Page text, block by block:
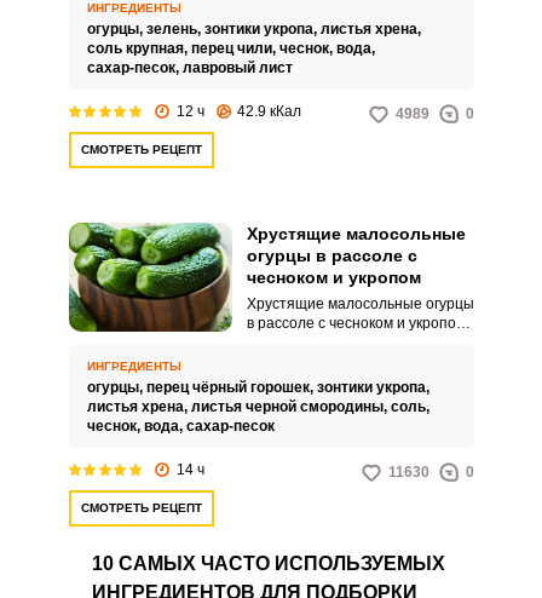
картошечкой. Сегодня
предлагаю приготовить
хрустящие малосольные
ИНГРЕДИЕНТЫ
огурцы, зелень, зонтики укропа, листья хрена,
соль крупная, перец чили, чеснок, вода,
сахар-песок, лавровый лист
12 ч 42.9 кКал 4989 0
СМОТРЕТЬ РЕЦЕПТ
Хрустящие малосольные
огурцы в рассоле с
чесноком и укропом
Хрустящие малосольные огурцы
в рассоле с чесноком и укропом
идеально подходит для лета.
Хрустящие огурцы, ароматный
чеснок и свежий укроп создают
ИНГРЕДИЕНТЫ
огурцы, перец чёрный горошек, зонтики укропа,
листья хрена, листья черной смородины, соль,
чеснок, вода, сахар-песок
14 ч 11630 0
СМОТРЕТЬ РЕЦЕПТ
10 САМЫХ ЧАСТО ИСПОЛЬЗУЕМЫХ
ИНГРЕДИЕНТОВ ДЛЯ ПОДБОРКИ
ВХОД НА САЙТ РЕГИСТРАЦИЯ
Войдите
с помощью социальных сетей: